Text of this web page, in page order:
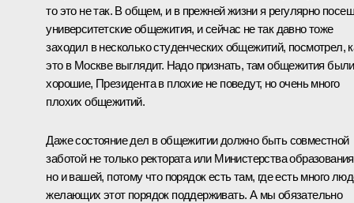
то это не так. В общем, и в прежней жизни я регулярно
университетские общежития, и сейчас не так давно тоже
заходил в несколько студенческих общежитий, посмотрел,
это в Москве выглядит. Надо признать, там общежития были
хорошие, Президента в плохие не поведут, но очень много
плохих общежитий.
Даже состояние дел в общежитии должно быть совместной
заботой не только ректората или Министерства
но и вашей, потому что порядок есть там, где есть много
желающих этот порядок поддерживать. А мы обязательно